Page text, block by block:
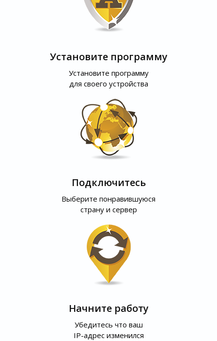
Установите программу
Установите программу
для своего устройства
Подключитесь
Выберите понравившуюся
страну и сервер
Начните работу
Убедитесь что ваш
IP-адрес изменился